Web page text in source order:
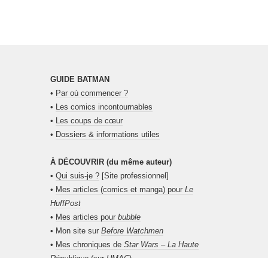
GUIDE BATMAN
• Par où commencer ?
• Les comics incontournables
• Les coups de cœur
• Dossiers & informations utiles
À DÉCOUVRIR (du même auteur)
• Qui suis-je ? [Site professionnel]
• Mes articles (comics et manga) pour Le
HuffPost
• Mes articles pour bubble
• Mon site sur Before Watchmen
• Mes chroniques de Star Wars – La Haute